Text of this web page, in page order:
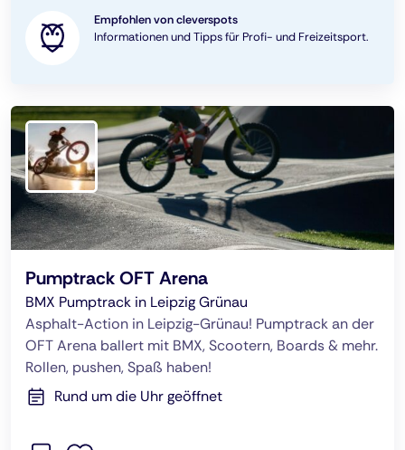
Empfohlen von cleverspots
Informationen und Tipps für Profi- und Freizeitsport.
Pumptrack OFT Arena
BMX Pumptrack in Leipzig Grünau
Asphalt-Action in Leipzig-Grünau! Pumptrack an der
OFT Arena ballert mit BMX, Scootern, Boards & mehr.
Rollen, pushen, Spaß haben!
Rund um die Uhr geöffnet